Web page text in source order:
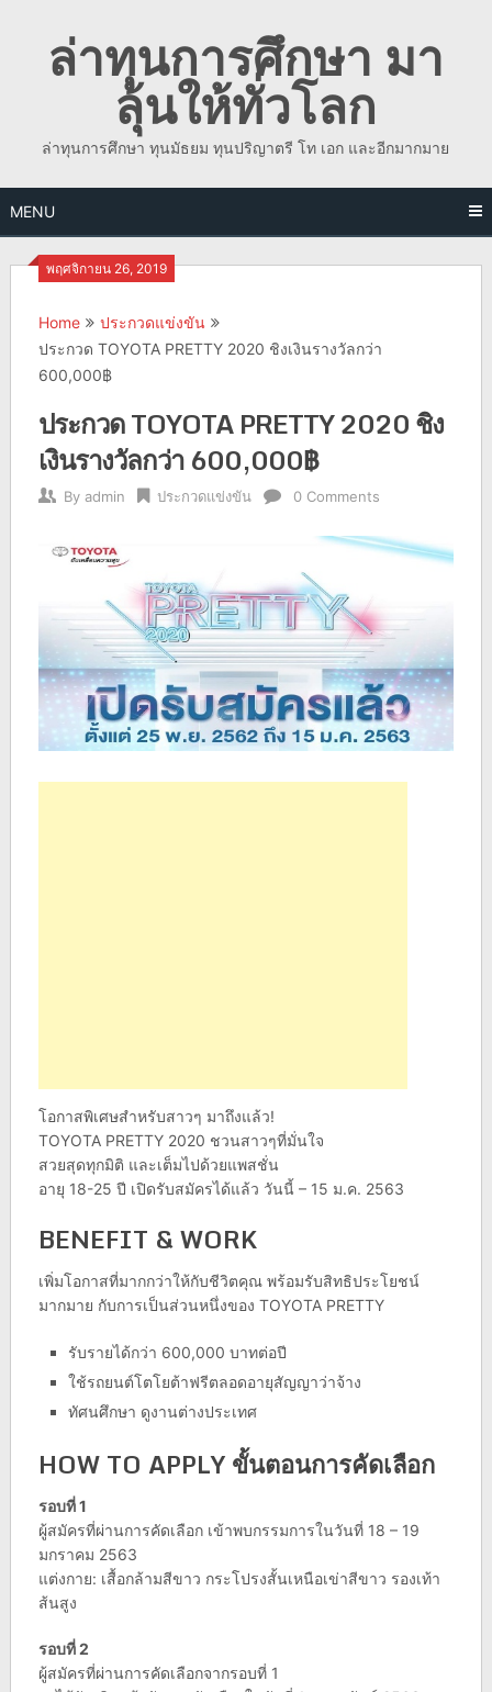
contentล่าทุนการศึกษา มา
ลุ้นให้ทั่วโลก
ล่าทุนการศึกษา ทุนมัธยม ทุนปริญาตรี โท เอก และอีกมากมาย
MENU
พฤศจิกายน 26, 2019
Home
ประกวดแข่งขัน
ประกวด TOYOTA PRETTY 2020 ชิงเงินรางวัลกว่า
600,000฿
ประกวด TOYOTA PRETTY 2020 ชิง
เงินรางวัลกว่า 600,000฿
By admin ประกวดแข่งขัน 0 Comments
โอกาสพิเศษสำหรับสาวๆ มาถึงแล้ว!
TOYOTA PRETTY 2020 ชวนสาวๆที่มั่นใจ
สวยสุดทุกมิติ และเต็มไปด้วยแพสชั่น
อายุ 18-25 ปี เปิดรับสมัครได้แล้ว วันนี้ – 15 ม.ค. 2563
BENEFIT & WORK
เพิ่มโอกาสที่มากกว่าให้กับชีวิตคุณ พร้อมรับสิทธิประโยชน์
มากมาย กับการเป็นส่วนหนึ่งของ TOYOTA PRETTY
รับรายได้กว่า 600,000 บาทต่อปี
ใช้รถยนต์โตโยต้าฟรีตลอดอายุสัญญาว่าจ้าง
ทัศนศึกษา ดูงานต่างประเทศ
HOW TO APPLY ขั้นตอนการคัดเลือก
รอบที่ 1
ผู้สมัครที่ผ่านการคัดเลือก เข้าพบกรรมการในวันที่ 18 – 19
มกราคม 2563
แต่งกาย: เสื้อกล้ามสีขาว กระโปรงสั้นเหนือเข่าสีขาว รองเท้า
ส้นสูง
รอบที่ 2
ผู้สมัครที่ผ่านการคัดเลือกจากรอบที่ 1